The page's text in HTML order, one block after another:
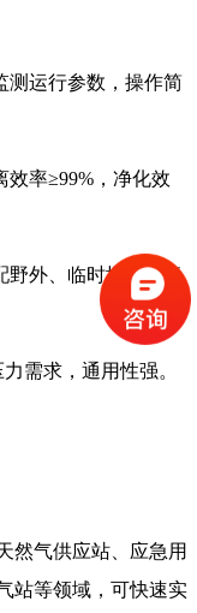
测运行参数，操作简
率≥99%，净化效
野外、临时场地等复
需求，通用性强。
然气供应站、应急用
站等领域，可快速实